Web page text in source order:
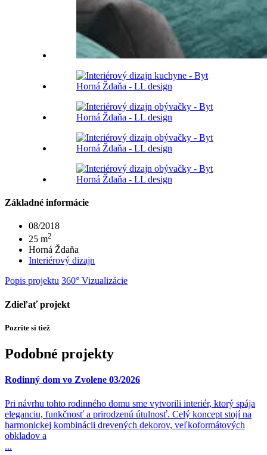
Základné informácie
08/2018
25 m2
Horná Ždaňa
Interiérový dizajn
Popis projektu 360° Vizualizácie
Zdieľať projekt
Pozrite si tiež
Podobné projekty
Rodinný dom vo Zvolene 03/2026
Pri návrhu tohto rodinného domu sme vytvorili interiér, ktorý spája
eleganciu, funkčnosť a prirodzenú útulnosť. Celý koncept stojí na
harmonickej kombinácii drevených dekorov, veľkoformátových
obkladov a
...